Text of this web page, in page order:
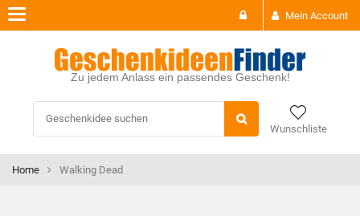
Mein Account
Zu jedem Anlass ein passendes Geschenk!
Wunschliste
Toggle
navigation
Home Walking Dead